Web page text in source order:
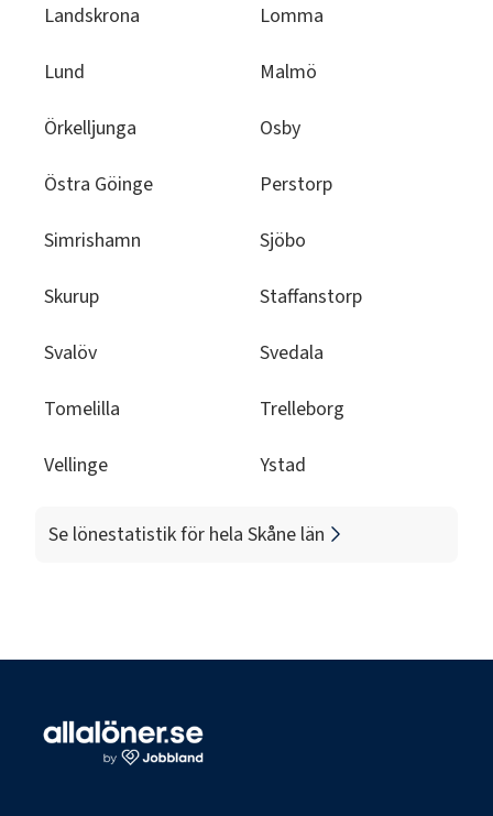
Landskrona Lomma
Lund Malmö
Örkelljunga Osby
Östra Göinge Perstorp
Simrishamn Sjöbo
Skurup Staffanstorp
Svalöv Svedala
Tomelilla Trelleborg
Vellinge Ystad
Se lönestatistik för hela Skåne län